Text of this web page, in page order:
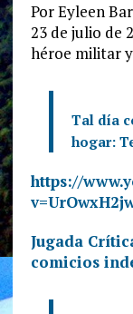
Por Eyleen
23 de julio de
héroe militar
Tal día
hogar:
https://
Jugada
comicios